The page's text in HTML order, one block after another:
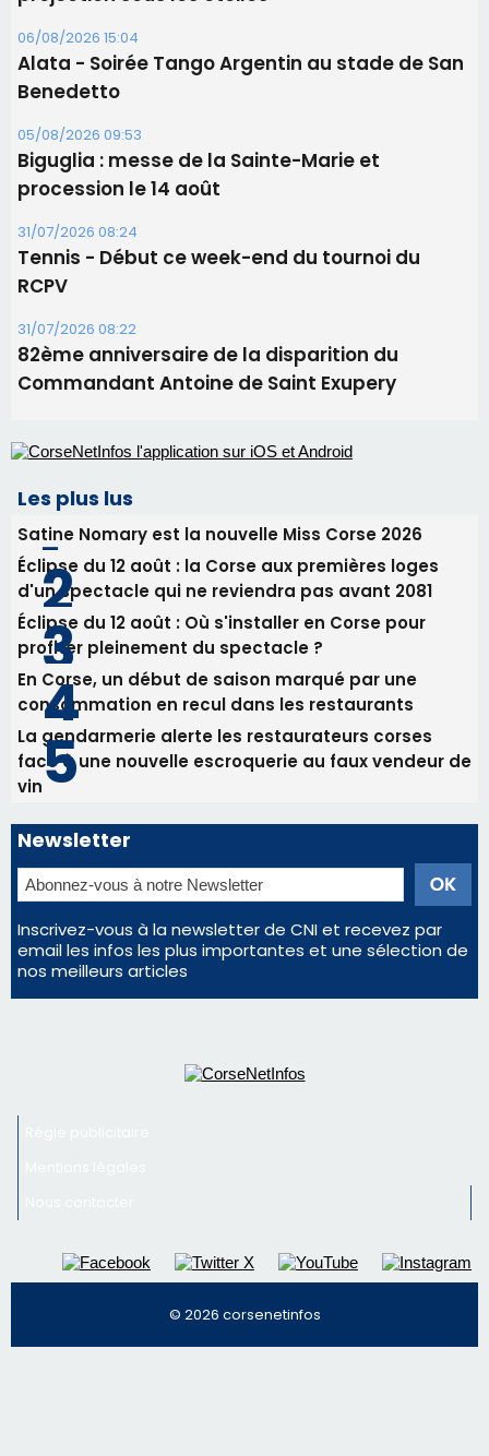
31/07/2026 08:24
Tennis - Début ce week-end du tournoi du
RCPV
31/07/2026 08:22
82ème anniversaire de la disparition du
Commandant Antoine de Saint Exupery
Les plus lus
Satine Nomary est la nouvelle Miss Corse 2026
Éclipse du 12 août : la Corse aux premières loges
d'un spectacle qui ne reviendra pas avant 2081
profiter pleinement du spectacle ?
consommation en recul dans les restaurants
La gendarmerie alerte les restaurateurs corses
face à une nouvelle escroquerie au faux vendeur de
vin
Newsletter
Inscrivez-vous à la newsletter de CNI et recevez par
email les infos les plus importantes et une sélection de
nos meilleurs articles
Régie publicitaire
Mentions légales
Nous contacter